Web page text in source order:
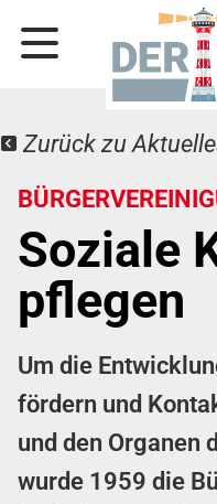
Zurück zu
Soziale
pflegen
Um die
fördern und
und den Organen
wurde 1959 die